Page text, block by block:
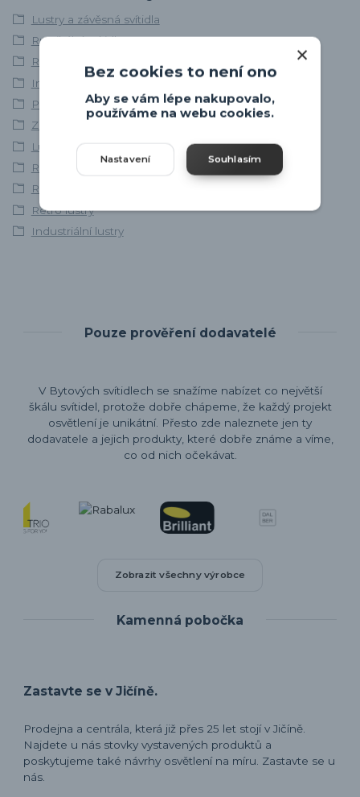
Lustry a závěsná svítidla
Rustikální svítidla
Retro svítidla
Industriální svítidla
Palnas
Závěsné lustry
Lustry do chalupy
Rustikální lustry
Rustikální lustry
Retro lustry
Industriální lustry
Pouze prověření dodavatelé
V Bytových svítidlech se snažíme nabízet co největší
škálu svítidel, protože dobře chápeme, že každý projekt
osvětlení je unikátní. Přesto zde naleznete jen ty
dodavatele a jejich produkty, které dobře známe a víme,
co od nich očekávat.
Zobrazit všechny výrobce
Kamenná pobočka
Zastavte se v Jičíně.
Prodejna a centrála, která již přes 25 let stojí v Jičíně.
Najdete u nás stovky vystavených produktů a
poskytujeme také návrhy osvětlení na míru. Zastavte se u
nás.
Bez cookies to není ono
Aby se vám lépe nakupovalo,
používáme na webu cookies.
Nastavení Souhlasím